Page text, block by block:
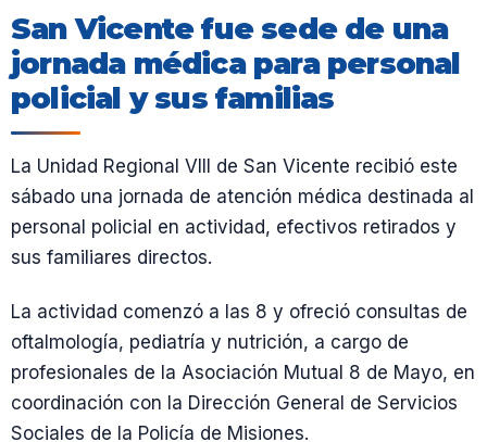
San Vicente fue sede de una
jornada médica para personal
policial y sus familias
La Unidad Regional VIII de San Vicente recibió este
sábado una jornada de atención médica destinada al
personal policial en actividad, efectivos retirados y
sus familiares directos.
La actividad comenzó a las 8 y ofreció consultas de
oftalmología, pediatría y nutrición, a cargo de
profesionales de la Asociación Mutual 8 de Mayo, en
coordinación con la Dirección General de Servicios
Sociales de la Policía de Misiones.